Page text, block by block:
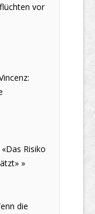
vor
Risiko
»
die